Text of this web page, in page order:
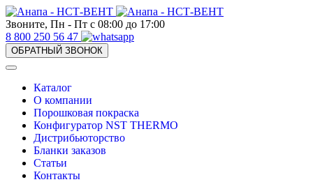
Звоните, Пн - Пт с 08:00 до 17:00
8 800 250 56 47
ОБРАТНЫЙ ЗВОНОК
Каталог
О компании
Порошковая покраска
Конфигуратор NST THERMO
Дистрибьюторство
Бланки заказов
Статьи
Контакты